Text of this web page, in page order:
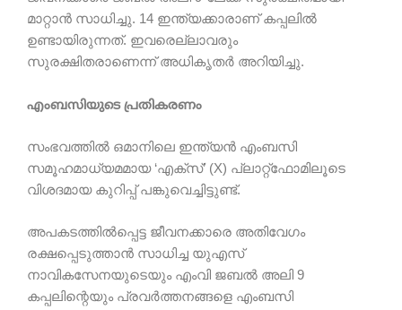
മാറ്റാൻ സാധിച്ചു. 14 ഇന്ത്യക്കാരാണ് കപ്പലിൽ
ഉണ്ടായിരുന്നത്. ഇവരെല്ലാവരും
സുരക്ഷിതരാണെന്ന് അധികൃതർ അറിയിച്ചു.
എംബസിയുടെ പ്രതികരണം
സംഭവത്തിൽ ഒമാനിലെ ഇന്ത്യൻ എംബസി
സമൂഹമാധ്യമമായ ‘എക്സ്’ (X) പ്ലാറ്റ്‌ഫോമിലൂടെ
വിശദമായ കുറിപ്പ് പങ്കുവെച്ചിട്ടുണ്ട്.
അപകടത്തിൽപ്പെട്ട ജീവനക്കാരെ അതിവേഗം
രക്ഷപ്പെടുത്താൻ സാധിച്ച യുഎസ്
നാവികസേനയുടെയും എംവി ജബൽ അലി 9
കപ്പലിന്റെയും പ്രവർത്തനങ്ങളെ എംബസി